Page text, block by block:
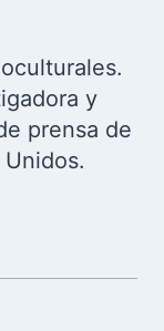
y
prensa de